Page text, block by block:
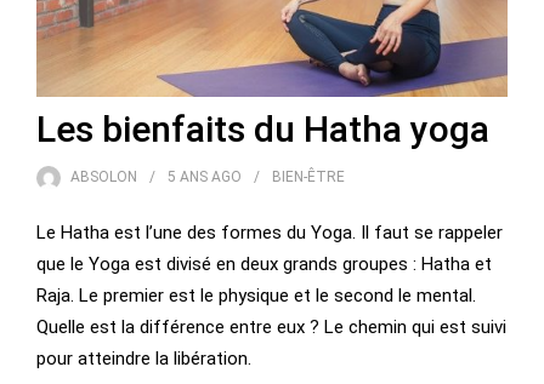
Les bienfaits du Hatha yoga
ABSOLON 5 ANS AGO BIEN-ÊTRE
Le Hatha est l’une des formes du Yoga. Il faut se rappeler
que le Yoga est divisé en deux grands groupes : Hatha et
Raja. Le premier est le physique et le second le mental.
Quelle est la différence entre eux ? Le chemin qui est suivi
pour atteindre la libération.